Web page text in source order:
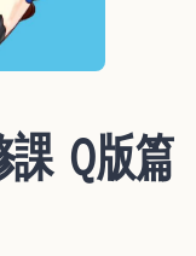
Ｑ版篇